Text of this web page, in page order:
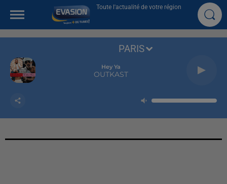
Toute l'actualité de votre région
Hey Ya
OUTKAST
PARIS